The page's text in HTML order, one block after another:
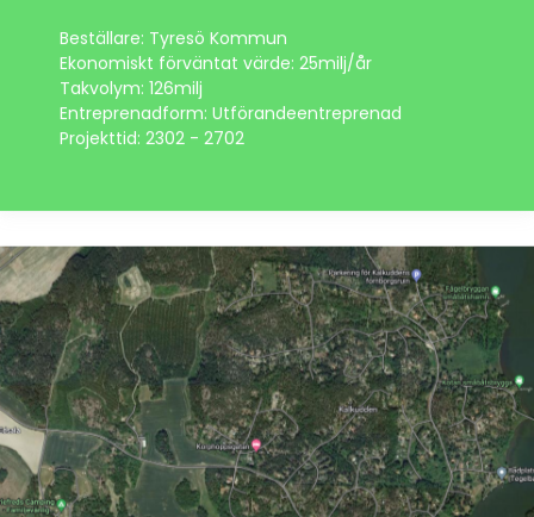
Beställare: Tyresö Kommun
Ekonomiskt förväntat värde: 25milj/år
Takvolym: 126milj
Entreprenadform: Utförandeentreprenad
Projekttid: 2302 - 2702